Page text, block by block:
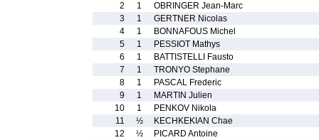
2
1
OBRINGER Jean-Marc
3
1
GERTNER Nicolas
4
1
BONNAFOUS Michel
5
1
PESSIOT Mathys
6
1
BATTISTELLI Fausto
7
1
TRONYO Stephane
8
1
PASCAL Frederic
9
1
MARTIN Julien
10
1
PENKOV Nikola
11
½
KECHKEKIAN Chae
12
½
PICARD Antoine